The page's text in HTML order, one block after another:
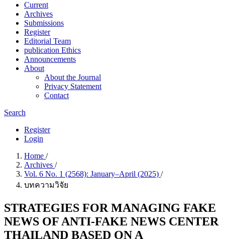
Current
Archives
Submissions
Register
Editorial Team
publication Ethics
Announcements
About
About the Journal
Privacy Statement
Contact
Search
Register
Login
Home /
Archives /
Vol. 6 No. 1 (2568): January–April (2025) /
บทความวิจัย
STRATEGIES FOR MANAGING FAKE
NEWS OF ANTI-FAKE NEWS CENTER
THAILAND BASED ON A